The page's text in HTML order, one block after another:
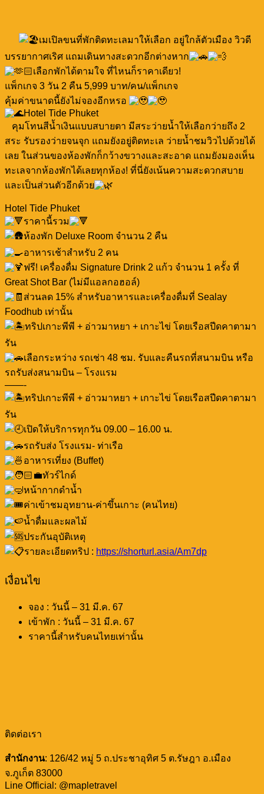
เมเปิลขนที่พักติดทะเลมาให้เลือก อยู่ใกล้ตัวเมือง วิวดี
บรรยากาศเริศ แถมเดินทางสะดวกอีกต่างหาก
เลือกพักได้ตามใจ ที่ไหนก็ราคาเดียว!
แพ็กเกจ 3 วัน 2 คืน 5,999 บาท/คน/แพ็กเกจ
คุ้มค่าขนาดนี้ยังไม่จองอีกหรอ
Hotel Tide Phuket
คุมโทนสีน้ำเงินแบบสบายตา มีสระว่ายน้ำให้เลือกว่ายถึง 2
สระ รับรองว่ายจนจุก แถมยังอยู่ติดทะเล ว่ายน้ำชมวิวไปด้วยได้
เลย ในส่วนของห้องพักก็กว้างขวางและสะอาด แถมยังมองเห็น
ทะเลจากห้องพักได้เลยทุกห้อง! ที่นี่ยังเน้นความสะดวกสบาย
และเป็นส่วนตัวอีกด้วย
Hotel Tide Phuket
ราคานี้รวม
ห้องพัก Deluxe Room จำนวน 2 คืน
อาหารเช้าสำหรับ 2 คน
ฟรี! เครื่องดื่ม Signature Drink 2 แก้ว จำนวน 1 ครั้ง ที่
Great Shot Bar (ไม่มีแอลกอฮอล์)
ส่วนลด 15% สำหรับอาหารและเครื่องดื่มที่ Sealay
Foodhub เท่านั้น
ทริปเกาะพีพี + อ่าวมาหยา + เกาะไข่ โดยเรือสปีดคาตามา
รัน
เลือกระหว่าง รถเช่า 48 ชม. รับและคืนรถที่สนามบิน หรือ
รถรับส่งสนามบิน – โรงแรม
——-
ทริปเกาะพีพี + อ่าวมาหยา + เกาะไข่ โดยเรือสปีดคาตามา
รัน
เปิดให้บริการทุกวัน 09.00 – 16.00 น.
รถรับส่ง โรงแรม- ท่าเรือ
อาหารเที่ยง (Buffet)
ทัวร์ไกด์
หน้ากากดำน้ำ
ค่าเข้าชมอุทยาน-ค่าขึ้นเกาะ (คนไทย)
น้ำดื่มและผลไม้
ประกันอุบัติเหตุ
รายละเอียดทริป : https://shorturl.asia/Am7dp
เงื่อนไข
จอง : วันนี้ – 31 มี.ค. 67
เข้าพัก : วันนี้ – 31 มี.ค. 67
ราคานี้สำหรับคนไทยเท่านั้น
ติดต่อเรา
สำนักงาน: 126/42 หมู่ 5 ถ.ประชาอุทิศ 5 ต.รัษฎา อ.เมือง
จ.ภูเก็ต 83000
Line Official: @mapletravel